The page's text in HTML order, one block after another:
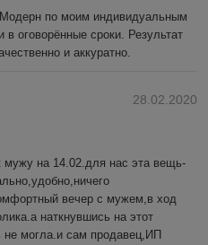
по моим индивидуальным
оговорённые сроки. Результат
и аккуратно.
28.02.2020
мужу на 14.02.для нас эта вещь-
вечер с мужем,в ход
наткнувшись на этот
не могла.и сам продавец,ИП